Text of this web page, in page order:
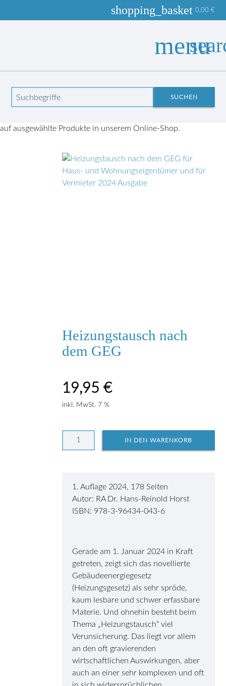
shopping_basket 0,00 €
menu
Suchbegriffe SUCHEN
Produkte
auf ausgewählte Produkte in unserem Online-Shop.
Heizungstausch nach
dem GEG
19,95€
inkl. MwSt. 7 %
1. Auflage 2024, 178 Seiten
Autor: RA Dr. Hans-Reinold Horst
ISBN: 978-3-96434-043-6
Gerade am 1. Januar 2024 in Kraft
getreten, zeigt sich das novellierte
Gebäudeenergiegesetz
(Heizungsgesetz) als sehr spröde,
kaum lesbare und schwer erfassbare
Materie. Und ohnehin besteht beim
Thema „Heizungstausch“ viel
Verunsicherung. Das liegt vor allem
an den oft gravierenden
wirtschaftlichen Auswirkungen, aber
auch an einer sehr komplexen und oft